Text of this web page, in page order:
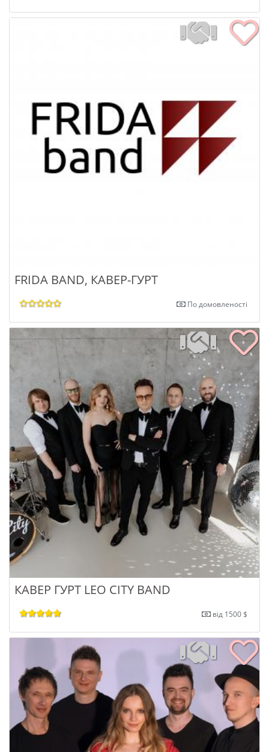
FRIDA BAND, КАВЕР-ГУРТ
По домовленості
КАВЕР ГУРТ LEO CITY BAND
від 1500 $